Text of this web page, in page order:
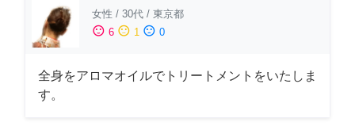
女性 / 30代 / 東京都
sentiment_satisfied 6 sentiment_neutral 1 sentiment_dissatisfied 0
全身をアロマオイルでトリートメントをいたしま
す。